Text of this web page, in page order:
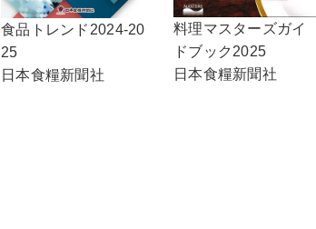
食品トレンド2024-20
25
日本食糧新聞社
料理マスターズガイ
ドブック2025
日本食糧新聞社